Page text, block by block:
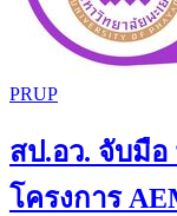
PRUP
สป.อว. จับมือ
โครงการ